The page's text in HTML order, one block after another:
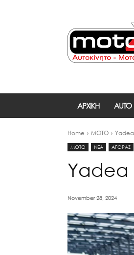
ΑΡΧΙΚΗ AUTO
Home MOTO
MOTO ΝΕΑ ΑΓΟΡΑΣ
Yadea
November 28, 2024